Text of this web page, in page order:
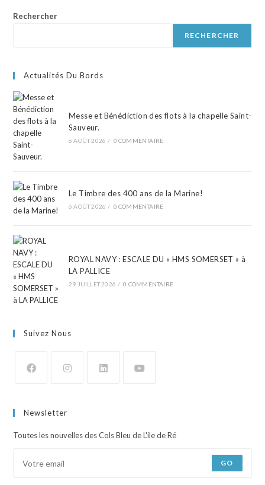
Rechercher
RECHERCHER
Actualités Du Bords
Messe et Bénédiction des flots à la chapelle Saint-
Sauveur.
6 AOÛT 2026 / 0 COMMENTAIRE
Le Timbre des 400 ans de la Marine!
6 AOÛT 2026 / 0 COMMENTAIRE
ROYAL NAVY : ESCALE DU « HMS SOMERSET » à
LA PALLICE
29 JUILLET 2026 / 0 COMMENTAIRE
Suivez Nous
Newsletter
Toutes les nouvelles des Cols Bleu de L'ile de Ré
GO